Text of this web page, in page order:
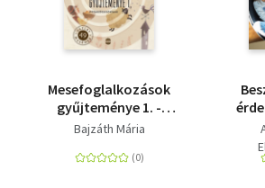
Mesefoglalkozások
gyűjteménye 1. -
Pedagógusoknak
Bajzáth Mária
úgy,
tini